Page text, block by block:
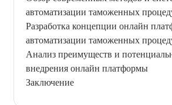
автоматизации таможенных
Разработка концепции онлайн
автоматизации таможенных
Анализ преимуществ и
внедрения онлайн платформы
Заключение